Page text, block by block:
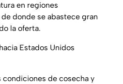
en regiones
donde se abastece gran
la oferta.
Estados Unidos
condiciones de cosecha y